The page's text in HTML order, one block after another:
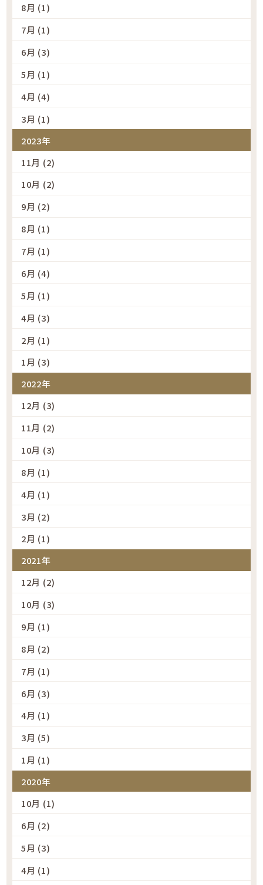
8月 (1)
7月 (1)
6月 (3)
5月 (1)
4月 (4)
3月 (1)
2023年
11月 (2)
10月 (2)
9月 (2)
8月 (1)
7月 (1)
6月 (4)
5月 (1)
4月 (3)
2月 (1)
1月 (3)
2022年
12月 (3)
11月 (2)
10月 (3)
8月 (1)
4月 (1)
3月 (2)
2月 (1)
2021年
12月 (2)
10月 (3)
9月 (1)
8月 (2)
7月 (1)
6月 (3)
4月 (1)
3月 (5)
1月 (1)
2020年
10月 (1)
6月 (2)
5月 (3)
4月 (1)